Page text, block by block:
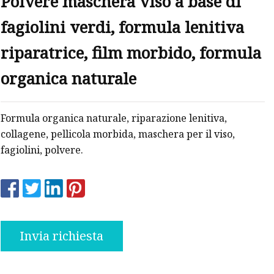
fagiolini verdi, formula lenitiva
riparatrice, film morbido, formula
organica naturale
Formula organica naturale, riparazione lenitiva,
collagene, pellicola morbida, maschera per il viso,
fagiolini, polvere.
Invia richiesta